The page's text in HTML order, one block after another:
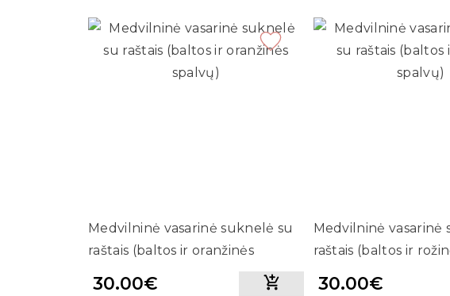
Medvilninė vasarinė suknelė su
raštais (baltos ir oranžinės
30.00€
Medvilninė vasarinė
raštais (baltos ir
30.00€